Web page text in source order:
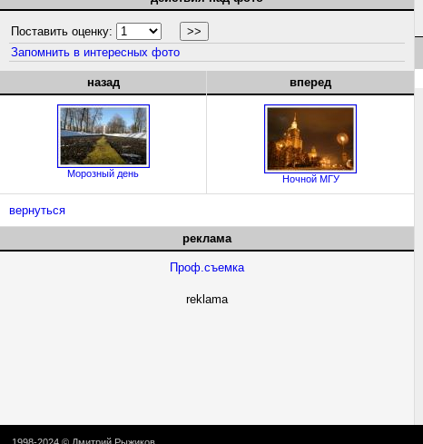
Поставить оценку:
Запомнить в интересных фото
назад
Морозный день
вперед
Ночной МГУ
вернуться
реклама
Проф.съемка
reklama